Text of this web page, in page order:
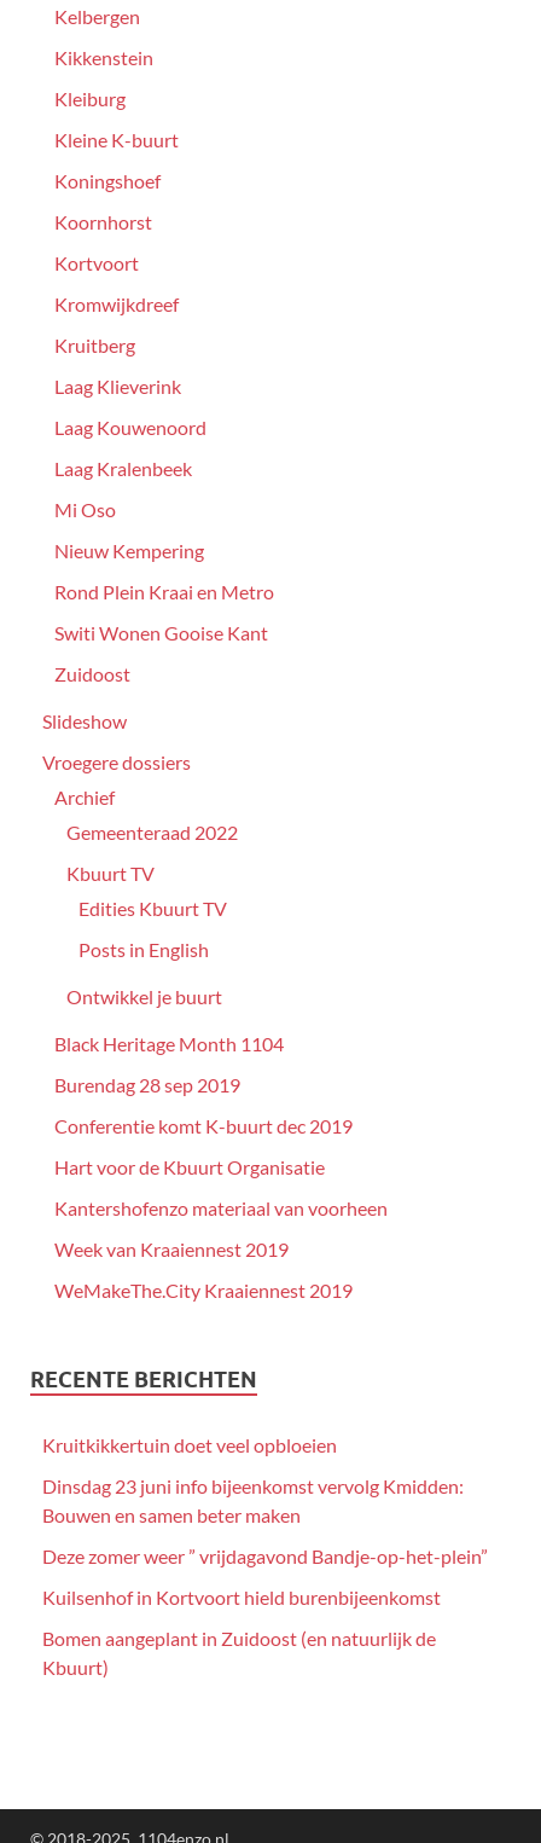
Kelbergen
Kikkenstein
Kleiburg
Kleine K-buurt
Koningshoef
Koornhorst
Kortvoort
Kromwijkdreef
Kruitberg
Laag Klieverink
Laag Kouwenoord
Laag Kralenbeek
Mi Oso
Nieuw Kempering
Rond Plein Kraai en Metro
Switi Wonen Gooise Kant
Zuidoost
Slideshow
Vroegere dossiers
Archief
Gemeenteraad 2022
Kbuurt TV
Edities Kbuurt TV
Posts in English
Ontwikkel je buurt
Black Heritage Month 1104
Burendag 28 sep 2019
Conferentie komt K-buurt dec 2019
Hart voor de Kbuurt Organisatie
Kantershofenzo materiaal van voorheen
Week van Kraaiennest 2019
WeMakeThe.City Kraaiennest 2019
RECENTE BERICHTEN
Kruitkikkertuin doet veel opbloeien
Dinsdag 23 juni info bijeenkomst vervolg Kmidden:
Bouwen en samen beter maken
Deze zomer weer ” vrijdagavond Bandje-op-het-plein”
Kuilsenhof in Kortvoort hield burenbijeenkomst
Bomen aangeplant in Zuidoost (en natuurlijk de
Kbuurt)
© 2018-2025, 1104enzo.nl